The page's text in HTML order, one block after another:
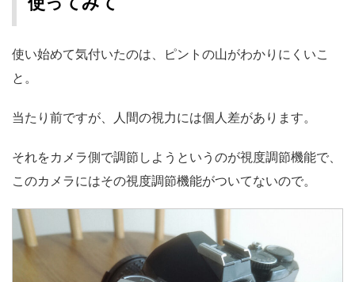
使い始めて気付いたのは、ピントの山がわかりにくいこ
と。
当たり前ですが、人間の視力には個人差があります。
それをカメラ側で調節しようというのが視度調節機能で、
このカメラにはその視度調節機能がついてないので。